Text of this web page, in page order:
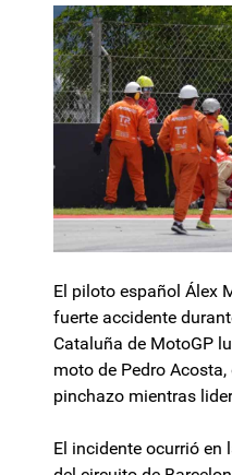
El piloto español Álex
fuerte accidente
Cataluña de MotoGP
moto de Pedro
pinchazo mientras
El incidente ocurrió en